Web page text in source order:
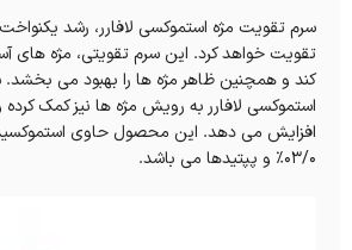
سرم تقویت مژه استموکسی لافارر، رشد
تقویت خواهد کرد. این سرم تقویتی، مژه های
کند و همچنین ظاهر مژه ها را بهبود می
استموکسی لافارر به رویش مژه ها نیز کمک
03/0% و پپتیدها می باشد.